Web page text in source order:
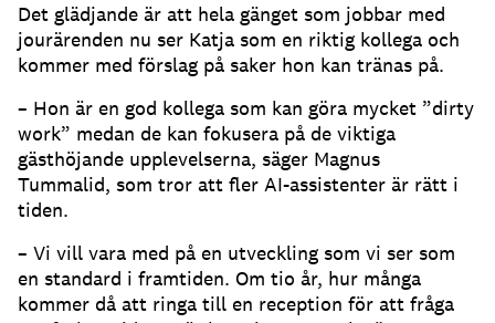
Det glädjande är att hela gänget som jobbar med
jourärenden nu ser Katja som en riktig kollega och
kommer med förslag på saker hon kan tränas på.
– Hon är en god kollega som kan göra mycket ”dirty
work” medan de kan fokusera på de viktiga
gästhöjande upplevelserna, säger Magnus
Tummalid, som tror att fler AI-assistenter är rätt i
tiden.
– Vi vill vara med på en utveckling som vi ser som
en standard i framtiden. Om tio år, hur många
kommer då att ringa till en reception för att fråga